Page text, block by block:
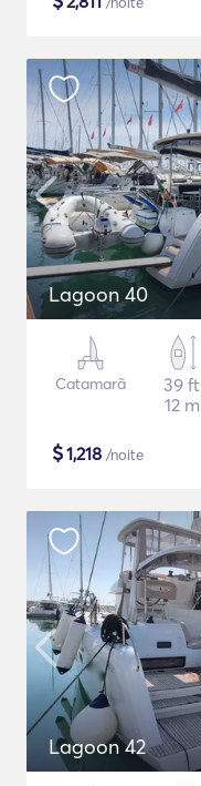
Lagoon 40
Catamarã
39 ft
12 m
$1,218 /noite
Lagoon 42